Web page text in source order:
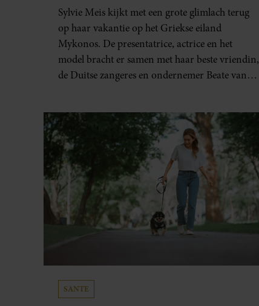
Sylvie Meis kijkt met een grote glimlach terug
op haar vakantie op het Griekse eiland
Mykonos. De presentatrice, actrice en het
model bracht er samen met haar beste vriendin,
de Duitse zangeres en ondernemer Beate van
zonovergoten bestemming én vertelt ze hoe
bijzonder de reis voor haar is geweest.
SANTE